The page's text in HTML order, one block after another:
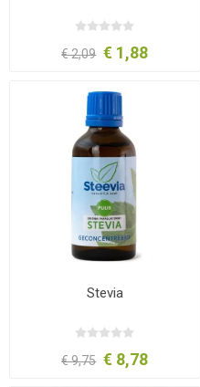
€ 2,09 € 1,88
Stevia
€ 9,75 € 8,78